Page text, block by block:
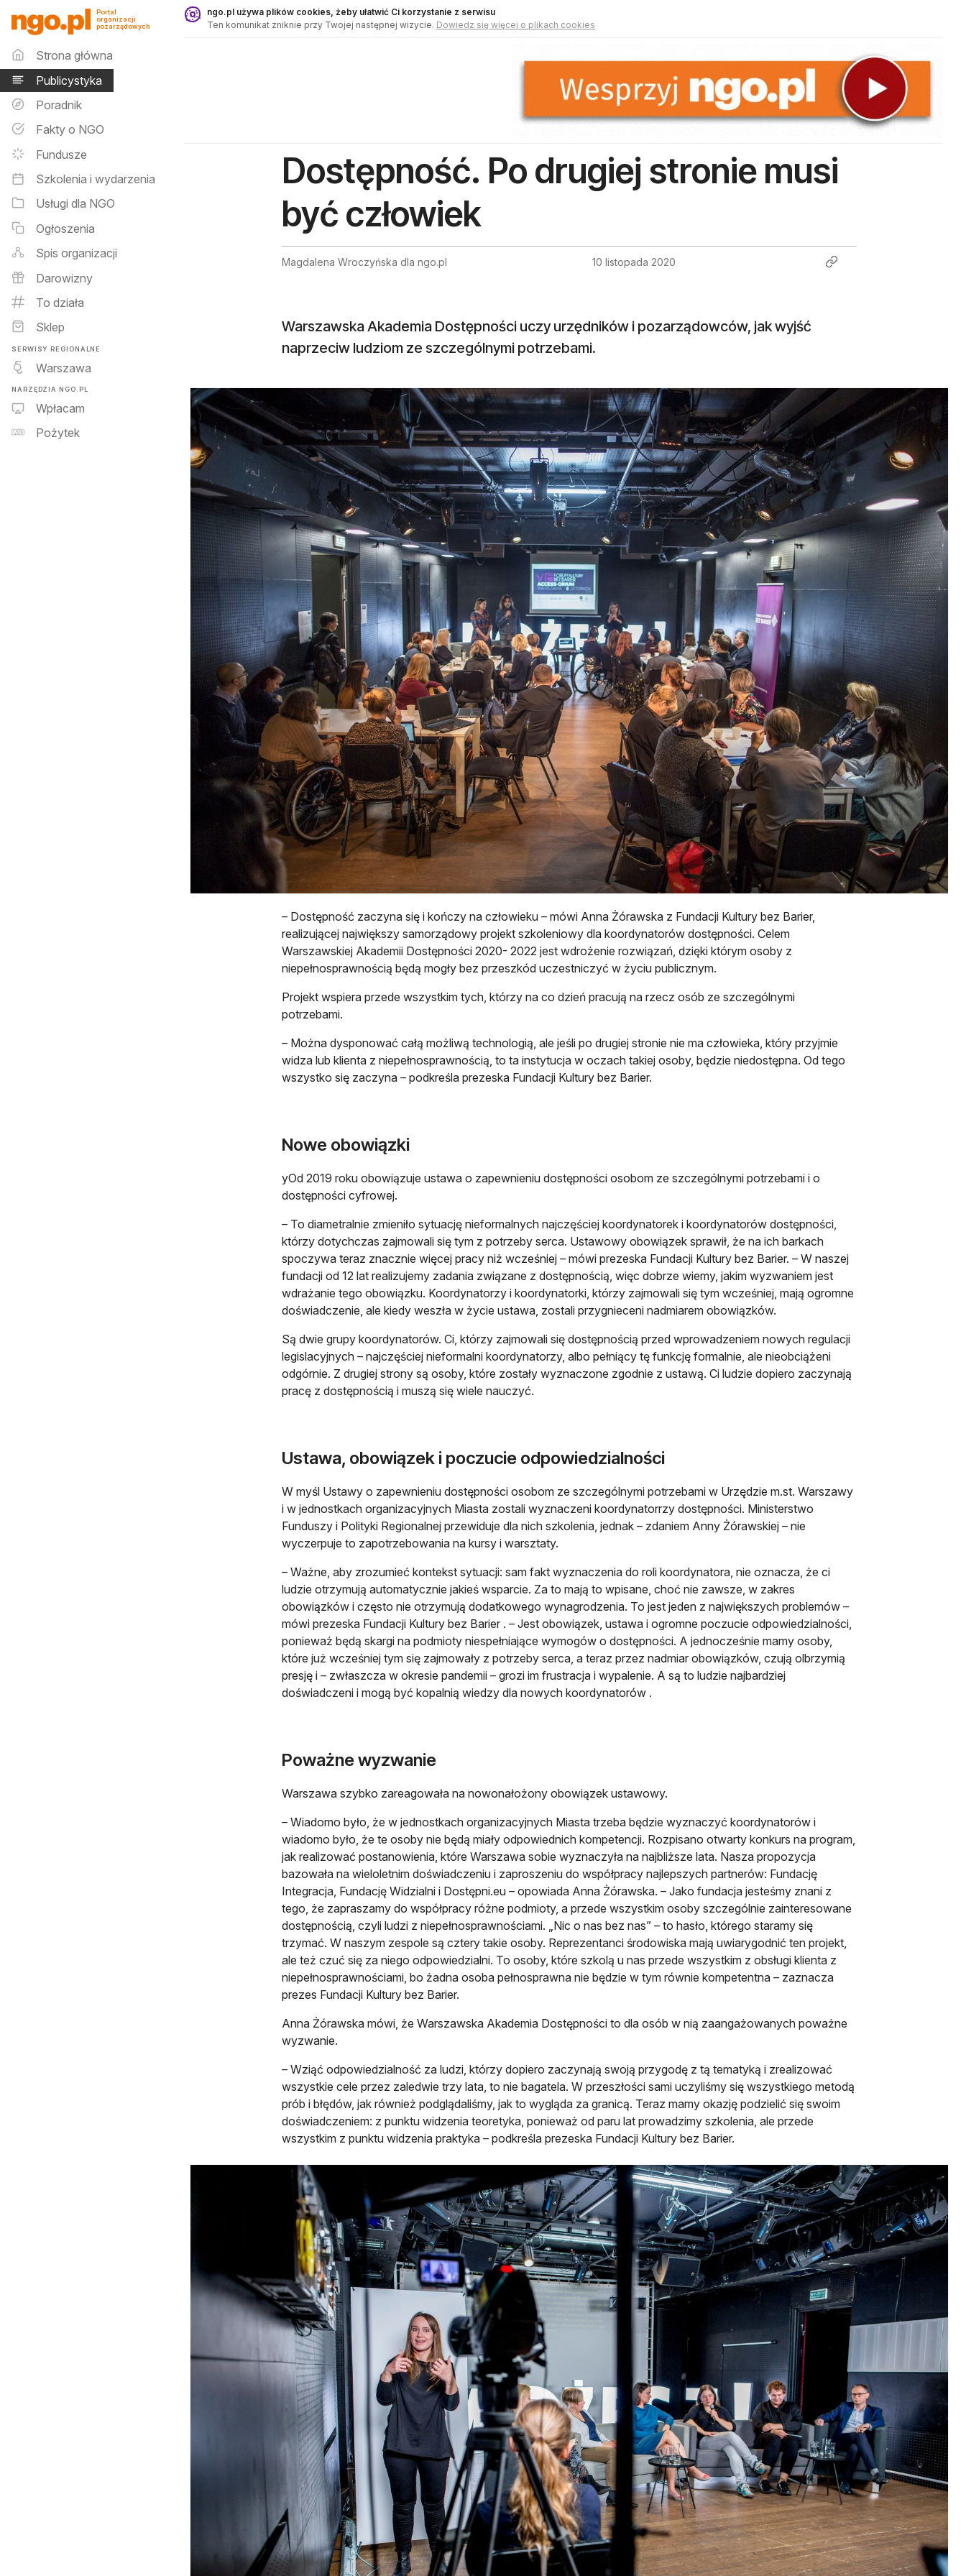
Publicystyka - ngo.pl
Portal
organizacji
pozarządowych
Menu główne
Strona główna
Publicystyka
Poradnik
Fakty o NGO
Fundusze
Szkolenia i wydarzenia
Usługi dla NGO
Ogłoszenia
Spis organizacji
Darowizny
To działa
Sklep
SERWISY REGIONALNE
Warszawa
NARZĘDZIA NGO.PL
Wpłacam
Pożytek
ngo.pl używa plików cookies, żeby ułatwić Ci korzystanie z serwisu
Ten komunikat zniknie przy Twojej następnej wizycie. Dowiedz się więcej o plikach cookies
Dostępność. Po drugiej stronie musi
być człowiek
Magdalena Wroczyńska dla ngo.pl 10 listopada 2020
Warszawska Akademia Dostępności uczy urzędników i pozarządowców, jak wyjść
naprzeciw ludziom ze szczególnymi potrzebami.
– Dostępność zaczyna się i kończy na człowieku – mówi Anna Żórawska z Fundacji Kultury bez Barier,
realizującej największy samorządowy projekt szkoleniowy dla koordynatorów dostępności. Celem
Warszawskiej Akademii Dostępności 2020- 2022 jest wdrożenie rozwiązań, dzięki którym osoby z
niepełnosprawnością będą mogły bez przeszkód uczestniczyć w życiu publicznym.
Projekt wspiera przede wszystkim tych, którzy na co dzień pracują na rzecz osób ze szczególnymi
potrzebami.
– Można dysponować całą możliwą technologią, ale jeśli po drugiej stronie nie ma człowieka, który przyjmie
widza lub klienta z niepełnosprawnością, to ta instytucja w oczach takiej osoby, będzie niedostępna. Od tego
wszystko się zaczyna – podkreśla prezeska Fundacji Kultury bez Barier.
Nowe obowiązki
yOd 2019 roku obowiązuje ustawa o zapewnieniu dostępności osobom ze szczególnymi potrzebami i o
dostępności cyfrowej.
– To diametralnie zmieniło sytuację nieformalnych najczęściej koordynatorek i koordynatorów dostępności,
którzy dotychczas zajmowali się tym z potrzeby serca. Ustawowy obowiązek sprawił, że na ich barkach
spoczywa teraz znacznie więcej pracy niż wcześniej – mówi prezeska Fundacji Kultury bez Barier. – W naszej
fundacji od 12 lat realizujemy zadania związane z dostępnością, więc dobrze wiemy, jakim wyzwaniem jest
wdrażanie tego obowiązku. Koordynatorzy i koordynatorki, którzy zajmowali się tym wcześniej, mają ogromne
doświadczenie, ale kiedy weszła w życie ustawa, zostali przygnieceni nadmiarem obowiązków.
Są dwie grupy koordynatorów. Ci, którzy zajmowali się dostępnością przed wprowadzeniem nowych regulacji
legislacyjnych – najczęściej nieformalni koordynatorzy, albo pełniący tę funkcję formalnie, ale nieobciążeni
odgórnie. Z drugiej strony są osoby, które zostały wyznaczone zgodnie z ustawą. Ci ludzie dopiero zaczynają
pracę z dostępnością i muszą się wiele nauczyć.
Ustawa, obowiązek i poczucie odpowiedzialności
W myśl Ustawy o zapewnieniu dostępności osobom ze szczególnymi potrzebami w Urzędzie m.st. Warszawy
i w jednostkach organizacyjnych Miasta zostali wyznaczeni koordynatorrzy dostępności. Ministerstwo
Funduszy i Polityki Regionalnej przewiduje dla nich szkolenia, jednak – zdaniem Anny Żórawskiej – nie
wyczerpuje to zapotrzebowania na kursy i warsztaty.
– Ważne, aby zrozumieć kontekst sytuacji: sam fakt wyznaczenia do roli koordynatora, nie oznacza, że ci
ludzie otrzymują automatycznie jakieś wsparcie. Za to mają to wpisane, choć nie zawsze, w zakres
obowiązków i często nie otrzymują dodatkowego wynagrodzenia. To jest jeden z największych problemów –
mówi prezeska Fundacji Kultury bez Barier . – Jest obowiązek, ustawa i ogromne poczucie odpowiedzialności,
ponieważ będą skargi na podmioty niespełniające wymogów o dostępności. A jednocześnie mamy osoby,
które już wcześniej tym się zajmowały z potrzeby serca, a teraz przez nadmiar obowiązków, czują olbrzymią
presję i – zwłaszcza w okresie pandemii – grozi im frustracja i wypalenie. A są to ludzie najbardziej
doświadczeni i mogą być kopalnią wiedzy dla nowych koordynatorów .
Poważne wyzwanie
Warszawa szybko zareagowała na nowonałożony obowiązek ustawowy.
– Wiadomo było, że w jednostkach organizacyjnych Miasta trzeba będzie wyznaczyć koordynatorów i
wiadomo było, że te osoby nie będą miały odpowiednich kompetencji. Rozpisano otwarty konkurs na program,
jak realizować postanowienia, które Warszawa sobie wyznaczyła na najbliższe lata. Nasza propozycja
bazowała na wieloletnim doświadczeniu i zaproszeniu do współpracy najlepszych partnerów: Fundację
Integracja, Fundację Widzialni i Dostępni.eu – opowiada Anna Żórawska. – Jako fundacja jesteśmy znani z
tego, że zapraszamy do współpracy różne podmioty, a przede wszystkim osoby szczególnie zainteresowane
dostępnością, czyli ludzi z niepełnosprawnościami. „Nic o nas bez nas” – to hasło, którego staramy się
trzymać. W naszym zespole są cztery takie osoby. Reprezentanci środowiska mają uwiarygodnić ten projekt,
ale też czuć się za niego odpowiedzialni. To osoby, które szkolą u nas przede wszystkim z obsługi klienta z
niepełnosprawnościami, bo żadna osoba pełnosprawna nie będzie w tym równie kompetentna – zaznacza
prezes Fundacji Kultury bez Barier.
Anna Żórawska mówi, że Warszawska Akademia Dostępności to dla osób w nią zaangażowanych poważne
wyzwanie.
– Wziąć odpowiedzialność za ludzi, którzy dopiero zaczynają swoją przygodę z tą tematyką i zrealizować
wszystkie cele przez zaledwie trzy lata, to nie bagatela. W przeszłości sami uczyliśmy się wszystkiego metodą
prób i błędów, jak również podglądaliśmy, jak to wygląda za granicą. Teraz mamy okazję podzielić się swoim
doświadczeniem: z punktu widzenia teoretyka, ponieważ od paru lat prowadzimy szkolenia, ale przede
wszystkim z punktu widzenia praktyka – podkreśla prezeska Fundacji Kultury bez Barier.